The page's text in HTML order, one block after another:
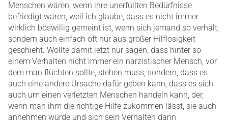
Menschen wären, wenn ihre unerfüllten Bedürfnisse
befriedigt wären, weil ich glaube, dass es nicht immer
wirklich böswillig gemeint ist, wenn sich jemand so verhält,
sondern auch einfach oft nur aus großer Hilflosigkeit
geschieht. Wollte damit jetzt nur sagen, dass hinter so
einem Verhalten nicht immer ein narzistischer Mensch, vor
dem man flüchten sollte, stehen muss, sondern, dass es
auch eine andere Ursache dafür geben kann, dass es sich
auch um einen verletzten Menschen handeln kann, der,
wenn man ihm die richtige Hilfe zukommen lässt, sie auch
annehmen würde und sich sein Verhalten dann